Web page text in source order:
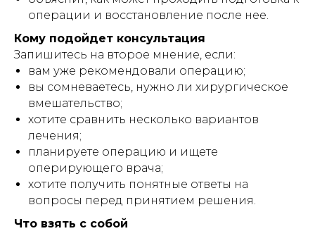
операции и восстановление после нее.
Кому подойдет консультация
Запишитесь на второе мнение, если:
вам уже рекомендовали операцию;
вы сомневаетесь, нужно ли хирургическое
вмешательство;
хотите сравнить несколько вариантов
лечения;
планируете операцию и ищете
оперирующего врача;
хотите получить понятные ответы на
вопросы перед принятием решения.
Что взять с собой